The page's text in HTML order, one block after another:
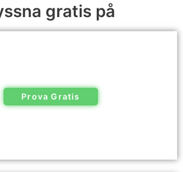
gratis på
Prova Gratis